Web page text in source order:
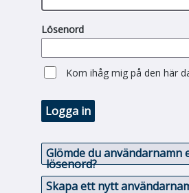
Lösenord
Kom ihåg mig på den här
Logga in
Glömde du användarnamn
lösenord?
Skapa ett nytt